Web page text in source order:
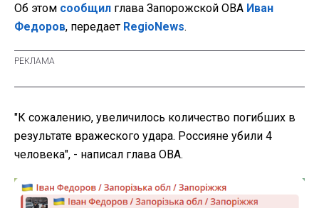
Об этом сообщил глава Запорожской ОВА Иван
Федоров, передает RegioNews.
"К сожалению, увеличилось количество погибших в
результате вражеского удара. Россияне убили 4
человека", - написал глава ОВА.